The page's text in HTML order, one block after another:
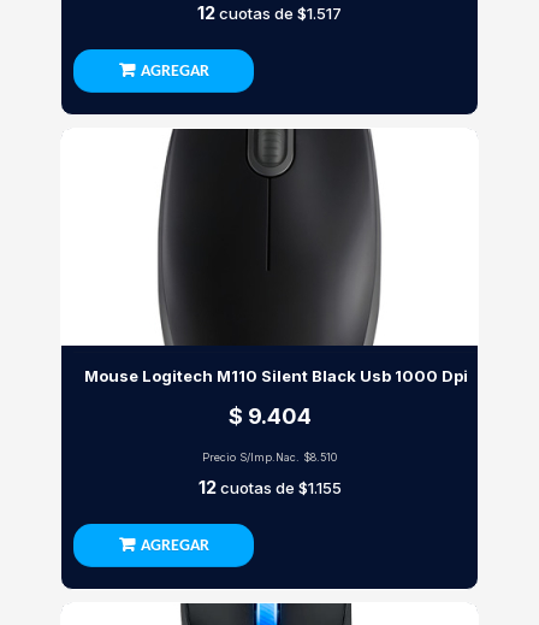
12cuotas de $1.517
AGREGAR
Mouse Logitech M110 Silent Black Usb 1000 Dpi
$ 9.404
Precio S/Imp.Nac. $8.510
12cuotas de $1.155
AGREGAR